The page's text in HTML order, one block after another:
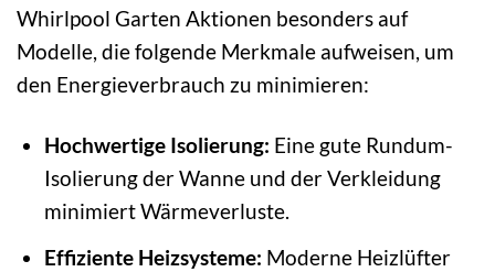
Whirlpool Garten Aktionen besonders auf
Modelle, die folgende Merkmale aufweisen, um
den Energieverbrauch zu minimieren:
Hochwertige Isolierung: Eine gute Rundum-
Isolierung der Wanne und der Verkleidung
minimiert Wärmeverluste.
Effiziente Heizsysteme: Moderne Heizlüfter